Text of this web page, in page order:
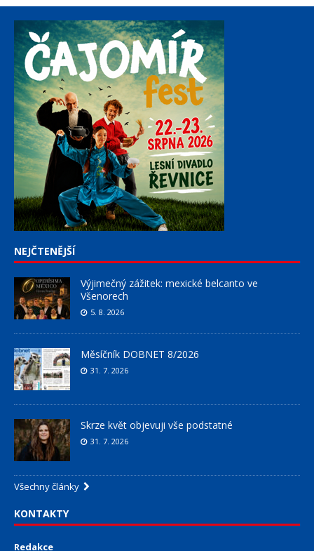
NEJČTENĚJŠÍ
Výjimečný zážitek: mexické belcanto ve
Všenorech
5. 8. 2026
Měsíčník DOBNET 8/2026
31. 7. 2026
Skrze květ objevuji vše podstatné
31. 7. 2026
Všechny články
KONTAKTY
Redakce